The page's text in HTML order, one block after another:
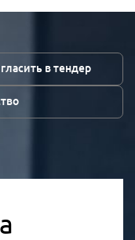
в тендер